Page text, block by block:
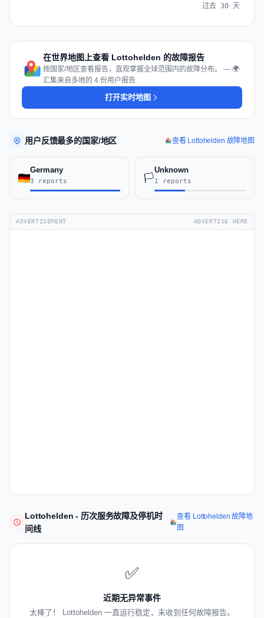
过去 30 天
在世界地图上查看 Lottohelden 的故障报告
按国家/地区查看报告，直观掌握全球范围内的故障分布。 — 🌍
汇集来自多地的 4 份用户报告
打开实时地图
用户反馈最多的国家/地区 查看 Lottohelden 故障地图
Germany
3 reports 🏳️
Unknown
1 reports
ADVERTISEMENT ADVERTISE HERE
Lottohelden - 历次服务故障及停机时
间线
查看 Lottohelden 故障地
图
✅
近期无异常事件
太棒了！ Lottohelden 一直运行稳定，未收到任何故障报告。